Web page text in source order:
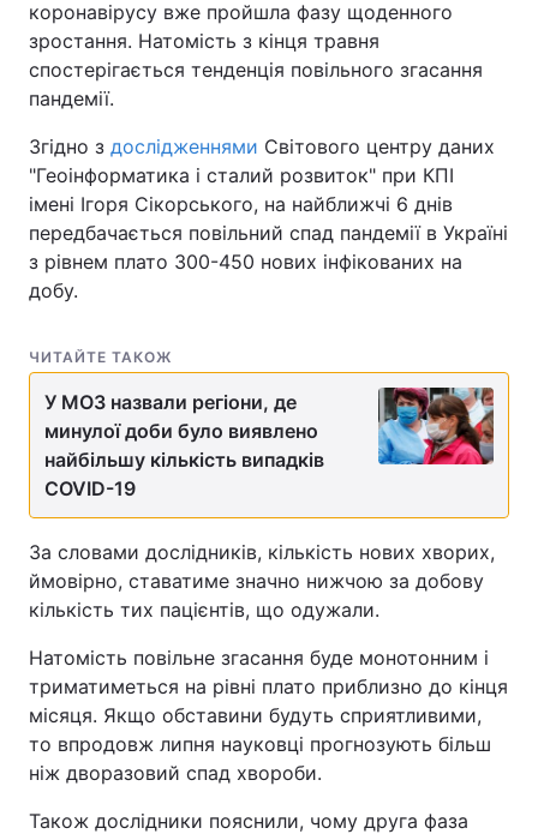
коронавірусу вже пройшла фазу щоденного
зростання. Натомість з кінця травня
спостерігається тенденція повільного згасання
пандемії.
Згідно з дослідженнями Світового центру даних
"Геоінформатика і сталий розвиток" при КПІ
імені Ігоря Сікорського, на найближчі 6 днів
передбачається повільний спад пандемії в Україні
з рівнем плато 300-450 нових інфікованих на
добу.
ЧИТАЙТЕ ТАКОЖ
У МОЗ назвали регіони, де
минулої доби було виявлено
найбільшу кількість випадків
COVID-19
За словами дослідників, кількість нових хворих,
ймовірно, ставатиме значно нижчою за добову
кількість тих пацієнтів, що одужали.
Натомість повільне згасання буде монотонним і
триматиметься на рівні плато приблизно до кінця
місяця. Якщо обставини будуть сприятливими,
то впродовж липня науковці прогнозують більш
ніж дворазовий спад хвороби.
Також дослідники пояснили, чому друга фаза